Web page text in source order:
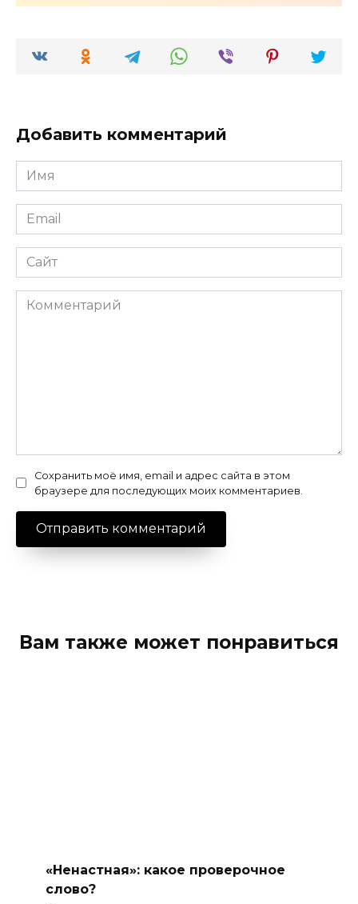
Добавить комментарий
Имя
*
Email
*
Сайт
Комментарий
Сохранить моё имя, email и адрес сайта в этом
браузере для последующих моих комментариев.
Вам также может понравиться
«Ненастная»: какое проверочное
слово?